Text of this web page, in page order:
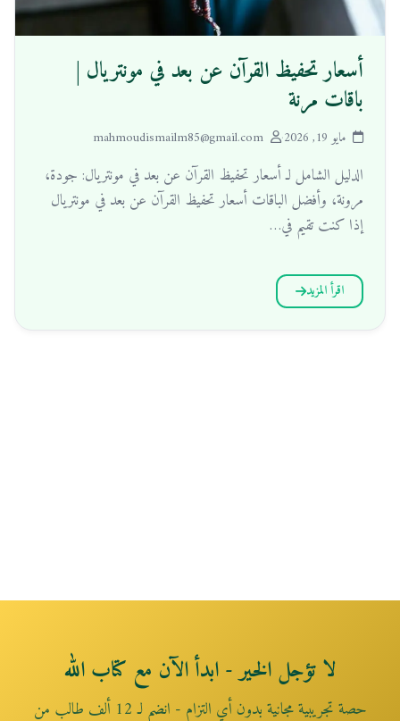
أسعار تحفيظ القرآن عن بعد في مونتريال |
باقات مرنة
مايو 19, 2026 ·
الدليل الشامل لـ أسعار تحفيظ القرآن عن بعد في مونتريال: جودة،
مرونة، وأفضل الباقات أسعار تحفيظ القرآن عن بعد في مونتريال
إذا كنت تقيم في…
اقرأ المزيد
لا تؤجل الخير - ابدأ الآن مع كتاب الله
حصة تجريبية مجانية بدون أي التزام - انضم لـ 12 ألف طالب من